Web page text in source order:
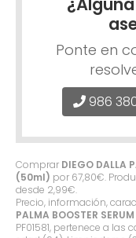
Comprar DIEGO DALLA
(50ml) por 67,80€.
desde 2,99€.
Precio, información,
PALMA BOOSTER
PF01581, pertenece a las
Ponte en
986